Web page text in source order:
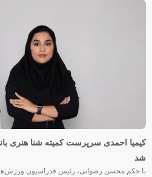
کیمیا احمدی سرپرست کمیته شنا هنری
شد
با حکم محسن رضوانی، رئیس فدراسیون ورزش‌های